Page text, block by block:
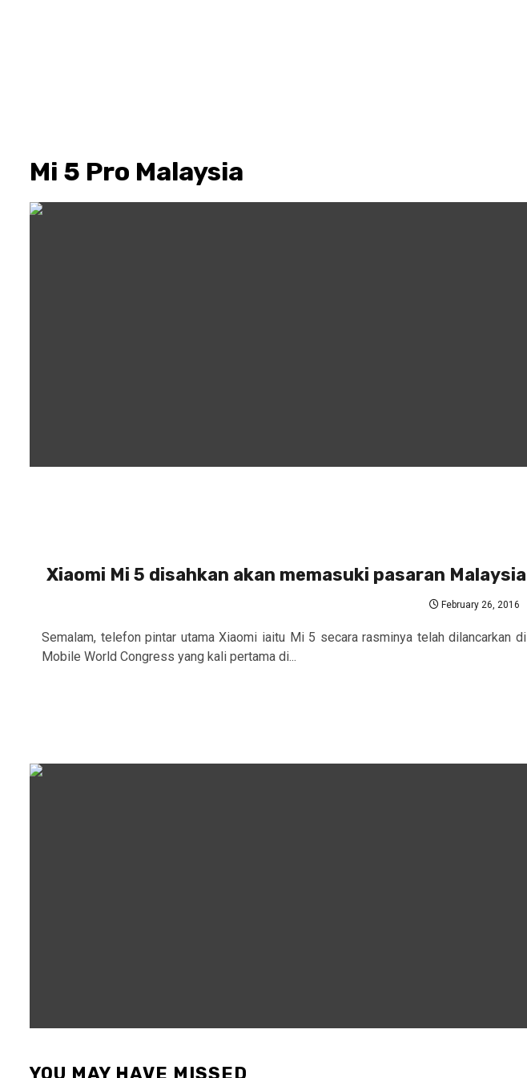
Mi 5 Pro Malaysia
Xiaomi Mi 5 disahkan akan memasuki pasaran Malaysia
February 26, 2016
Semalam, telefon pintar utama Xiaomi iaitu Mi 5 secara rasminya telah dilancarkan di
Mobile World Congress yang kali pertama di...
YOU MAY HAVE MISSED